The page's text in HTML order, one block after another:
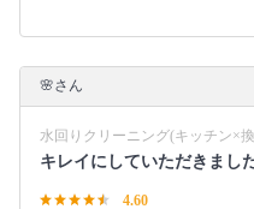
🌸さん
水回りクリーニング(キッチン×
キレイにしていただきまし
4.60